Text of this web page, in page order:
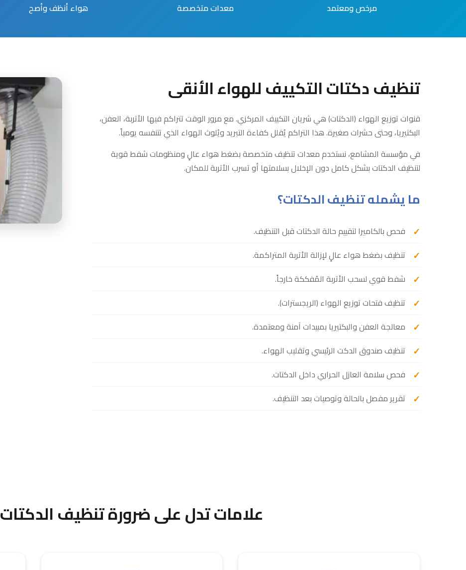
مرخص ومعتمد معدات متخصصة هواء أنظف وأصح
تنظيف دكتات التكييف للهواء الأنقى
قنوات توزيع الهواء (الدكتات) هي شريان التكييف المركزي. مع مرور الوقت تتراكم فيها الأتربة، العفن،
البكتيريا، وحتى حشرات صغيرة. هذا التراكم يُقلل كفاءة التبريد ويُلوث الهواء الذي تتنفسه يومياً.
في مؤسسة المشامع، نستخدم معدات تنظيف متخصصة بضغط هواء عالٍ ومنظومات شفط قوية
لتنظيف الدكتات بشكل كامل دون الإخلال بسلامتها أو تسرب الأتربة للمكان.
ما يشمله تنظيف الدكتات؟
فحص بالكاميرا لتقييم حالة الدكتات قبل التنظيف.
تنظيف بضغط هواء عالٍ لإزالة الأتربة المتراكمة.
شفط قوي لسحب الأتربة المُفككة خارجاً.
تنظيف فتحات توزيع الهواء (الريجسترات).
معالجة العفن والبكتيريا بمبيدات آمنة ومعتمدة.
تنظيف صندوق الدكت الرئيسي وتقليب الهواء.
فحص سلامة العازل الحراري داخل الدكتات.
تقرير مفصل بالحالة وتوصيات بعد التنظيف.
علامات تدل على ضرورة تنظيف الدكتات